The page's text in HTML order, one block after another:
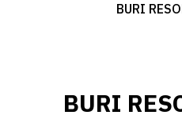
BURI
BURI